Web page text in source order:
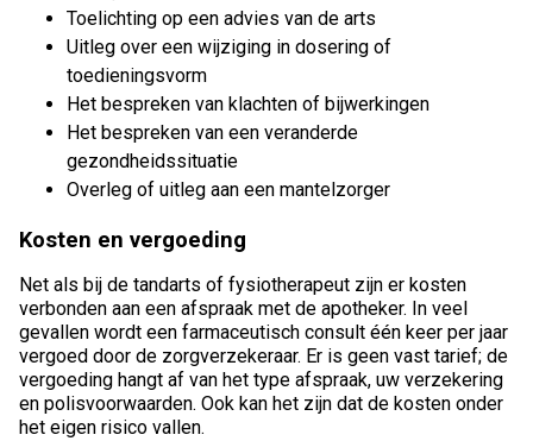
Toelichting op een advies van de arts
Uitleg over een wijziging in dosering of
toedieningsvorm
Het bespreken van klachten of bijwerkingen
Het bespreken van een veranderde
gezondheidssituatie
Overleg of uitleg aan een mantelzorger
Kosten en vergoeding
Net als bij de tandarts of fysiotherapeut zijn er kosten
verbonden aan een afspraak met de apotheker. In veel
gevallen wordt een farmaceutisch consult één keer per jaar
vergoed door de zorgverzekeraar. Er is geen vast tarief; de
vergoeding hangt af van het type afspraak, uw verzekering
en polisvoorwaarden. Ook kan het zijn dat de kosten onder
het eigen risico vallen.